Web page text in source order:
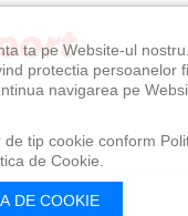
ta pe Website-ul
protectia persoanelor
navigarea pe
tip cookie conform
de Cookie.
DE COOKIE